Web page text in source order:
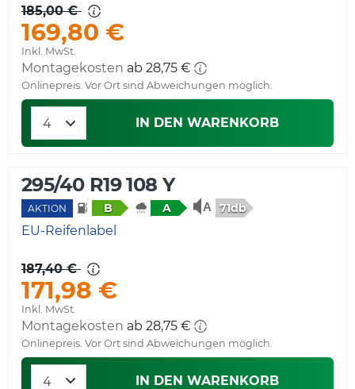
185,00 €
169,80 €
Inkl. MwSt.
Montagekosten ab 28,75 €
Onlinepreis. Vor Ort sind Abweichungen möglich.
IN DEN WARENKORB
295/40 R19 108 Y
AKTION B A 71db
EU-Reifenlabel
187,40 €
171,98 €
Inkl. MwSt.
Montagekosten ab 28,75 €
Onlinepreis. Vor Ort sind Abweichungen möglich.
IN DEN WARENKORB